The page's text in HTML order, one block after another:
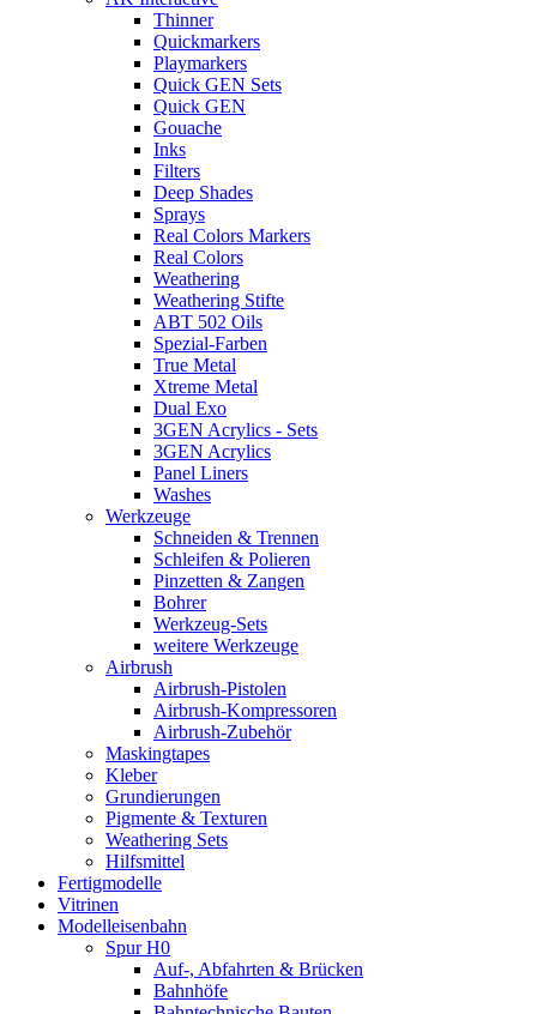
Thinner
Quickmarkers
Playmarkers
Quick GEN Sets
Quick GEN
Gouache
Inks
Filters
Deep Shades
Sprays
Real Colors Markers
Real Colors
Weathering
Weathering Stifte
ABT 502 Oils
Spezial-Farben
True Metal
Xtreme Metal
Dual Exo
3GEN Acrylics - Sets
3GEN Acrylics
Panel Liners
Washes
Werkzeuge
Schneiden & Trennen
Schleifen & Polieren
Pinzetten & Zangen
Bohrer
Werkzeug-Sets
weitere Werkzeuge
Airbrush
Airbrush-Pistolen
Airbrush-Kompressoren
Airbrush-Zubehör
Maskingtapes
Kleber
Grundierungen
Pigmente & Texturen
Weathering Sets
Hilfsmittel
Fertigmodelle
Vitrinen
Modelleisenbahn
Spur H0
Auf-, Abfahrten & Brücken
Bahnhöfe